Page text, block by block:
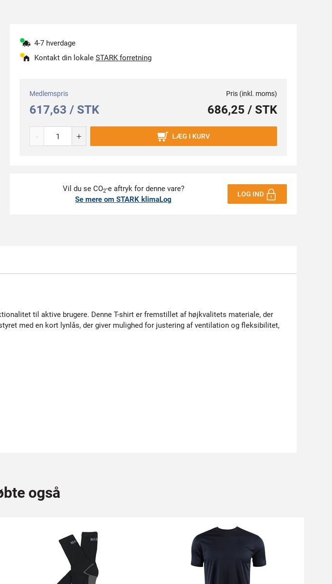
4-7 hverdage
Kontakt din lokale STARK forretning
Medlemspris
617,63 / STK
Pris (inkl. moms)
686,25 / STK
- + LÆG I KURV
Vil du se CO2-e aftryk for denne vare?
Se mere om STARK klimaLog
LOG IND
til aktive brugere. Denne T-shirt er fremstillet af højkvalitets materiale, der
med en kort lynlås, der giver mulighed for justering af ventilation og fleksibilitet,
også